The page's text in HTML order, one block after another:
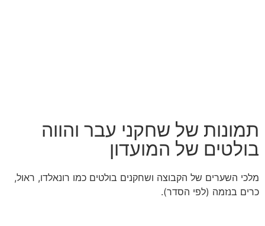
תמונות של שחקני עבר והווה
בולטים של המועדון
מלכי השערים של הקבוצה ושחקנים בולטים כמו רונאלדו, ראול,
כרים בנזמה (לפי הסדר).